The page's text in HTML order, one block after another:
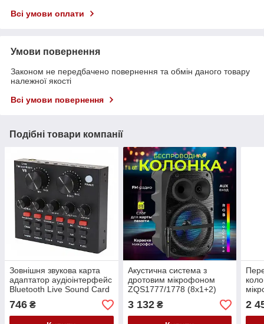
Всі умови оплати
Умови повернення
Законом не передбачено повернення та обмін даного товару
належної якості
Всі умови повернення
Подібні товари компанії
Зовнішня звукова карта
адаптатор аудіоінтерфейс
Bluetooth Live Sound Card
V8 USB-гарнітура для
мікрофона
746 ₴
Акустична система з
дротовим мікрофоном
ZQS1777/1778 (8x1+2)
(20W+5W) Пультом і
акумулятором 2400mAh
3 132₴ 2